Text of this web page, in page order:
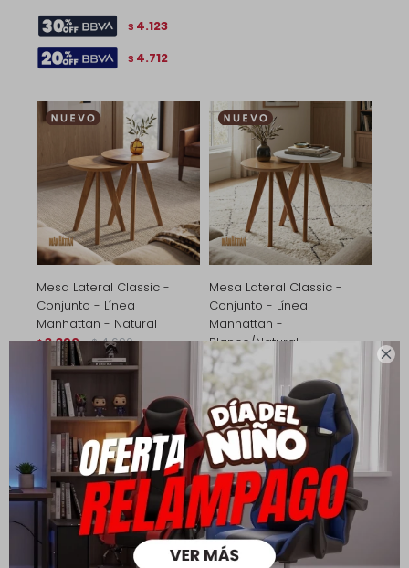

$ 4.123
$ 4.712
Mesa Lateral Classic -
Conjunto - Línea
Manhattan - Natural
$3.390 $ 4.690
2.712
Mesa Lateral Classic -
Conjunto - Línea
Manhattan -
Blanco/Natural
$3.390
2.373
$ 2.712